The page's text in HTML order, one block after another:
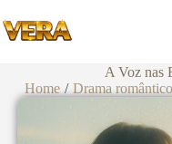
A Voz nas
Home / Drama romântico